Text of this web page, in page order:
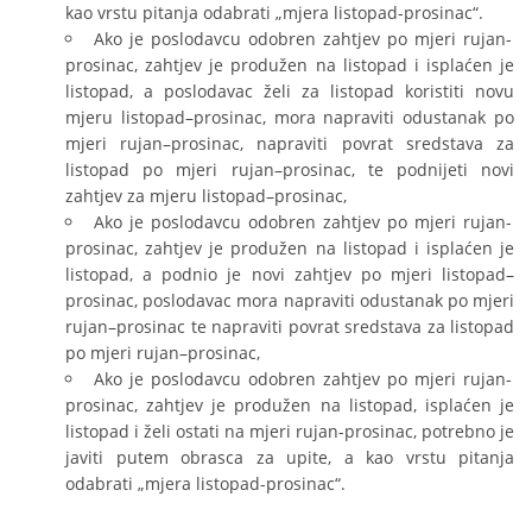
kao vrstu pitanja odabrati „mjera listopad-prosinac“.
Ako je poslodavcu odobren zahtjev po mjeri rujan-
prosinac, zahtjev je produžen na listopad i isplaćen je
listopad, a poslodavac želi za listopad koristiti novu
mjeru listopad–prosinac, mora napraviti odustanak po
mjeri rujan–prosinac, napraviti povrat sredstava za
listopad po mjeri rujan–prosinac, te podnijeti novi
zahtjev za mjeru listopad–prosinac,
Ako je poslodavcu odobren zahtjev po mjeri rujan-
prosinac, zahtjev je produžen na listopad i isplaćen je
listopad, a podnio je novi zahtjev po mjeri listopad–
prosinac, poslodavac mora napraviti odustanak po mjeri
rujan–prosinac te napraviti povrat sredstava za listopad
po mjeri rujan–prosinac,
Ako je poslodavcu odobren zahtjev po mjeri rujan-
prosinac, zahtjev je produžen na listopad, isplaćen je
listopad i želi ostati na mjeri rujan-prosinac, potrebno je
javiti putem obrasca za upite, a kao vrstu pitanja
odabrati „mjera listopad-prosinac“.